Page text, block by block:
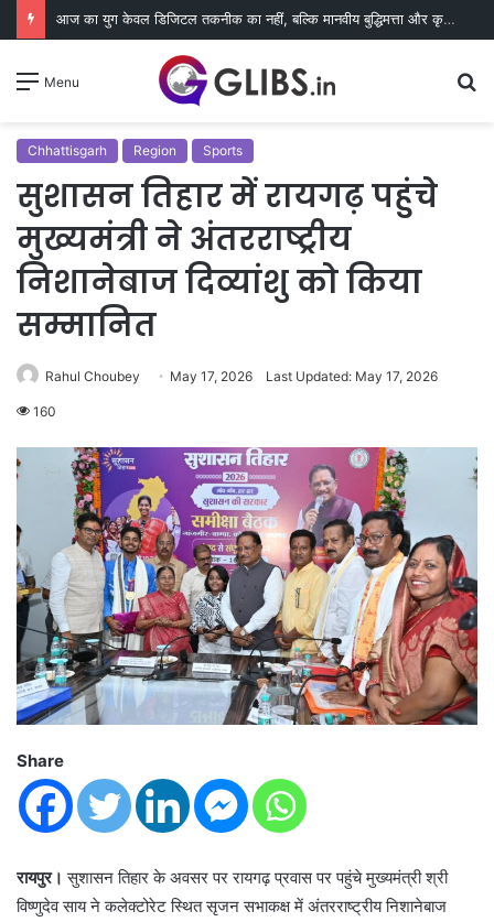
आज का युग केवल डिजिटल तकनीक का नहीं, बल्कि मानवीय बुद्धिमत्ता और कृत्रिम बुद्धिमत्ता के प्रभावी समन्वय का युग है – सीए जैन
Menu
Chhattisgarh Region Sports
सुशासन तिहार में रायगढ़ पहुंचे
मुख्यमंत्री ने अंतरराष्ट्रीय
निशानेबाज दिव्यांशु को किया
सम्मानित
Rahul Choubey May 17, 2026 Last Updated: May 17, 2026
160
Share
रायपुर। सुशासन तिहार के अवसर पर रायगढ़ प्रवास पर पहुंचे मुख्यमंत्री श्री
विष्णुदेव साय ने कलेक्टोरेट स्थित सृजन सभाकक्ष में अंतरराष्ट्रीय निशानेबाज